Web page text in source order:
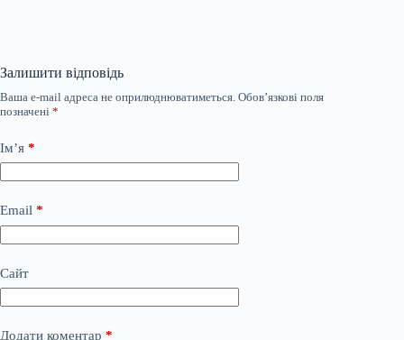
Залишити відповідь
Ваша e-mail адреса не оприлюднюватиметься. Обов’язкові поля
позначені *
Ім’я *
Email *
Сайт
Додати коментар *